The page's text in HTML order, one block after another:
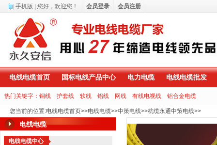
电线电缆首页 国标电线产品中心 电力电缆 电线电缆批发
热门关键字： 铜线 护套线 软线 铝线 网线 有线电视线 铝合金电缆
您当前的位置:电线电缆首页>>电线电缆>>中策电线>>杭缆永通中策电线>>
电线电缆
电线电缆中心
手机版 | 您好， 欢迎您！ 会员登录 会员注册